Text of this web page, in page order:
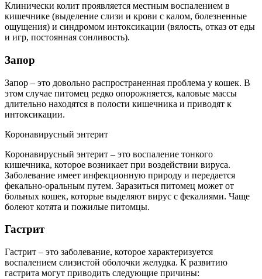
Клинически колит проявляется местным воспалением в
кишечнике (выделение слизи и крови с калом, болезненные
ощущения) и синдромом интоксикации (вялость, отказ от еды
и игр, постоянная сонливость).
Запор
Запор – это довольно распространенная проблема у кошек. В
этом случае питомец редко опорожняется, каловые массы
длительно находятся в полости кишечника и приводят к
интоксикации.
Коронавирусный энтерит
Коронавирусный энтерит – это воспаление тонкого
кишечника, которое возникает при воздействии вируса.
Заболевание имеет инфекционную природу и передается
фекально-оральным путем. Заразиться питомец может от
больных кошек, которые выделяют вирус с фекалиями. Чаще
болеют котята и пожилые питомцы.
Гастрит
Гастрит – это заболевание, которое характеризуется
воспалением слизистой оболочки желудка. К развитию
гастрита могут приводить следующие причины: